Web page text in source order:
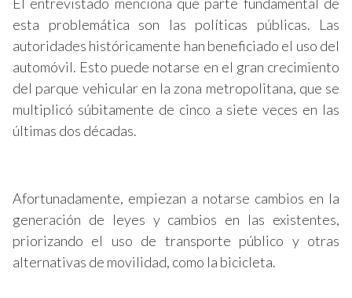
esta problemática son las políticas públicas. Las
autoridades históricamente han beneficiado el uso del
automóvil. Esto puede notarse en el gran crecimiento
del parque vehicular en la zona metropolitana, que se
multiplicó súbitamente de cinco a siete veces en las
últimas dos décadas.
Afortunadamente, empiezan a notarse cambios en la
generación de leyes y cambios en las existentes,
priorizando el uso de transporte público y otras
alternativas de movilidad, como la bicicleta.